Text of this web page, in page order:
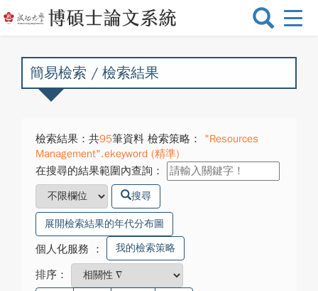
選
換
簡易檢索 / 檢索結果
檢索結果：共95筆資料 檢索策略：
"Resources
Management".ekeyword (精準)
在搜尋的結果範圍內查詢：
搜尋
展開檢索結果的年代分布圖
個人化服務 ： 我的檢索策略
排序：